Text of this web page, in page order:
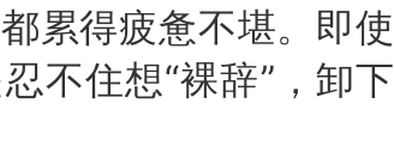
累得疲惫不堪。即使
不住想“裸辞”，卸下